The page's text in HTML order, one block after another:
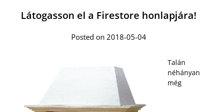
Látogasson el a Firestore honlapjára!
Posted on 2018-05-04
Talán
néhányan
még